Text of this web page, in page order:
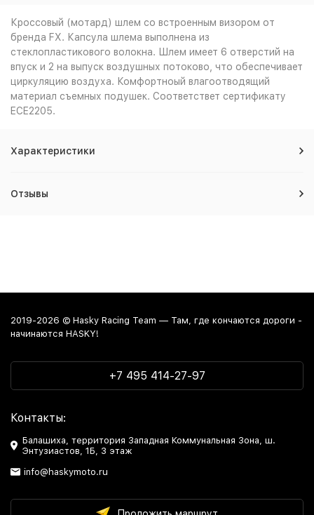
Кроссовый (мотард) шлем со встроенным визором от
бренда FX. Капсула шлема выполнена из
стеклопластикового волокна. Шлем имеет 6 отверстий на
впуск и 2 на выпуск воздушных потоково, что обеспечивает
циркуляцию воздуха. Комфортноый влагоотводящий
материал съемных подушек. Соответствет сертификату
ECE2205.
Характеристики
Отзывы
2019-2026 © Hasky Racing Team — Там, где кончаются дороги -
начинаются HASKY!
+7 495 414-27-97
Контакты:
Балашиха, территория Западная Коммунальная Зона, ш.
Энтузиастов, 1Б, 3 этаж
info@haskymoto.ru